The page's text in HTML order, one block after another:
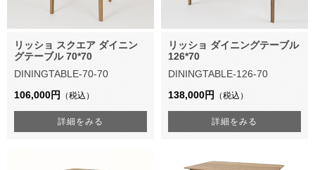
リッショ スクエア ダイニン
グテーブル 70*70
DININGTABLE-70-70
106,000円
（税込）
詳細をみる
リッショ ダイニングテーブル
126*70
DININGTABLE-126-70
138,000円
（税込）
詳細をみる